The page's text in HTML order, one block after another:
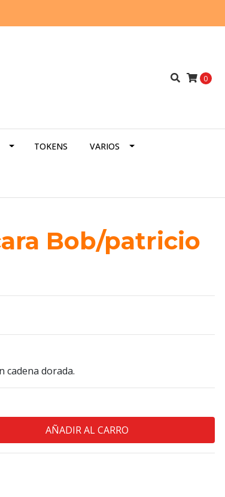
0
TOKENS VARIOS
Bob/patricio
cadena dorada.